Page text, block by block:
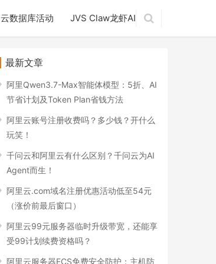
云数据库活动 JVS Claw龙虾AI
最新文章
阿里Qwen3.7-Max智能体模型：5折、AI
节省计划及Token Plan省钱方法
阿里云账号注册收费吗？多少钱？开什么
玩笑！
千问云和阿里云有什么区别？千问云为AI
Agent而生！
阿里云.com域名注册优惠活动低至54元
（涨价前最后窗口）
阿里云99元服务器临时升级带宽，还能享
受99计划续费资格吗？
阿里云服务器ECS免费安全防护：主机防